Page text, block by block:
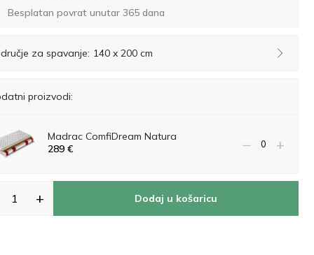
Besplatan povrat unutar 365 dana
za spavanje: 140 x 200 cm
proizvodi:
Madrac ComfiDream Natura
289 € +
−
+ Dodaj u košaricu